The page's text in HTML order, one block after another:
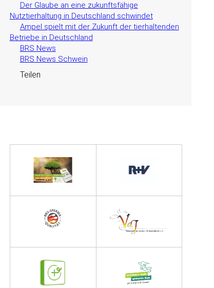
Der Glaube an eine zukunftsfähige
Nutztierhaltung in Deutschland schwindet
Ampel spielt mit der Zukunft der tierhaltenden
Betriebe in Deutschland
BRS News
BRS News Schwein
Teilen